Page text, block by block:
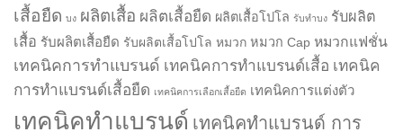
เสื้อยืด บง ผลิตเสื้อ ผลิตเสื้อยืด ผลิตเสื้อโปโล รับทำบง รับผลิต
เสื้อ รับผลิตเสื้อยืด รับผลิตเสื้อโปโล หมวก หมวก Cap หมวกแฟชั่น
เทคนิคการทำแบรนด์ เทคนิคการทำแบรนด์เสื้อ เทคนิค
การทำแบรนด์เสื้อยืด เทคนิคการเลือกเสื้อยืด เทคนิคการแต่งตัว
เทคนิคทำแบรนด์ เทคนิคทำแบรนด์ การ